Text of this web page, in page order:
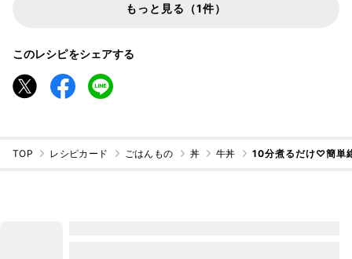
もっと見る（1件）
このレシピをシェアする
TOP レシピカード ごはんもの 丼 牛丼 10分煮るだけ♡簡単